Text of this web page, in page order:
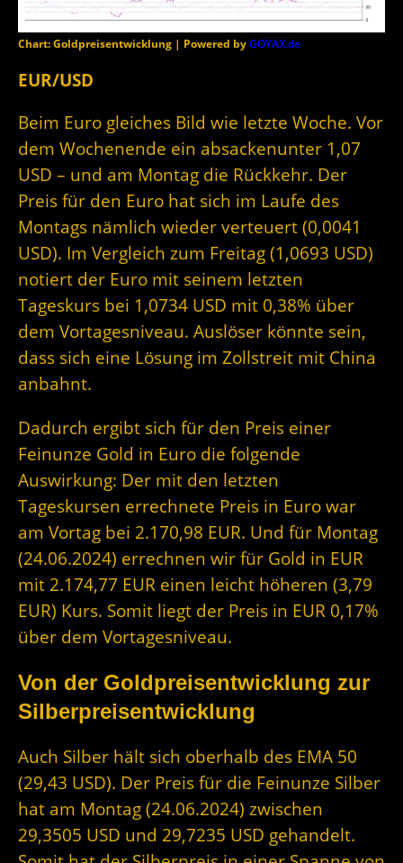
Chart: Goldpreisentwicklung | Powered byGOYAX.de
EUR/USD
Beim Euro gleiches Bild wie letzte Woche. Vor
dem Wochenende ein absackenunter 1,07
USD – und am Montag die Rückkehr. Der
Preis für den Euro hat sich im Laufe des
Montags nämlich wieder verteuert (0,0041
USD). Im Vergleich zum Freitag (1,0693 USD)
notiert der Euro mit seinem letzten
Tageskurs bei 1,0734 USD mit 0,38% über
dem Vortagesniveau. Auslöser könnte sein,
dass sich eine Lösung im Zollstreit mit China
anbahnt.
Dadurch ergibt sich für den Preis einer
Feinunze Gold in Euro die folgende
Auswirkung: Der mit den letzten
Tageskursen errechnete Preis in Euro war
am Vortag bei 2.170,98 EUR. Und für Montag
(24.06.2024) errechnen wir für Gold in EUR
mit 2.174,77 EUR einen leicht höheren (3,79
EUR) Kurs. Somit liegt der Preis in EUR 0,17%
über dem Vortagesniveau.
Von der Goldpreisentwicklung zur
Silberpreisentwicklung
Auch Silber hält sich oberhalb des EMA 50
(29,43 USD). Der Preis für die Feinunze Silber
hat am Montag (24.06.2024) zwischen
29,3505 USD und 29,7235 USD gehandelt.